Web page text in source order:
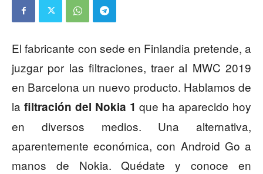
El fabricante con sede en Finlandia pretende, a
juzgar por las filtraciones, traer al MWC 2019
en Barcelona un nuevo producto. Hablamos de
la filtración del Nokia 1 que ha aparecido hoy
en diversos medios. Una alternativa,
aparentemente económica, con Android Go a
manos de Nokia. Quédate y conoce en